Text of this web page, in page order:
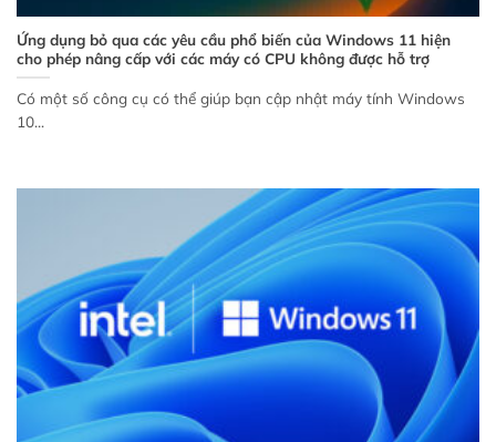
Ứng dụng bỏ qua các yêu cầu phổ biến của Windows 11 hiện
cho phép nâng cấp với các máy có CPU không được hỗ trợ
Có một số công cụ có thể giúp bạn cập nhật máy tính Windows
10...